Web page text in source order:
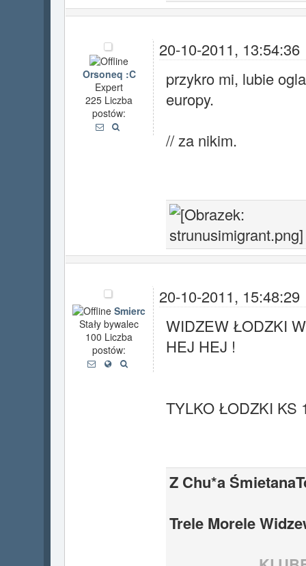
Orsoneq :C
Expert
225 Liczba
postów:
20-10-2011, 13:54:36
przykro mi, lubie
europy.
// za nikim.
Smierc
Stały bywalec
100 Liczba
postów:
20-10-2011, 15:48:29
WIDZEW ŁODZKI
HEJ HEJ !
TYLKO ŁODZKI KS
Z Chu*a
Trele Morele